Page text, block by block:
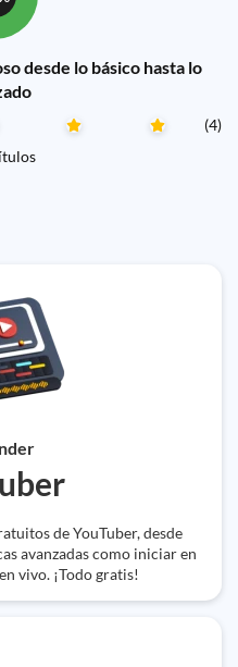
desde lo básico hasta lo
(4)
de YouTuber, desde
avanzadas como iniciar en
vivo. ¡Todo gratis!